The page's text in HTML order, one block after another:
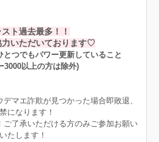
ト過去最多！！
力いただいております♡
つでもパワー更新していること
3000以上の方は除外)
マエ詐欺が見つかった場合即敗退、
になります！
ご了承いただける方のみご参加お願い
いたします！